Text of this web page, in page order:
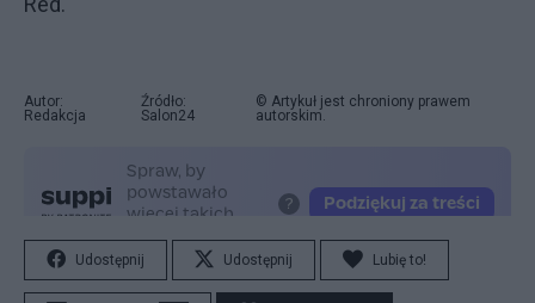
Autor:
Redakcja
Źródło:
Salon24
© Artykuł jest chroniony prawem
autorskim.
Udostępnij Udostępnij Lubię to!